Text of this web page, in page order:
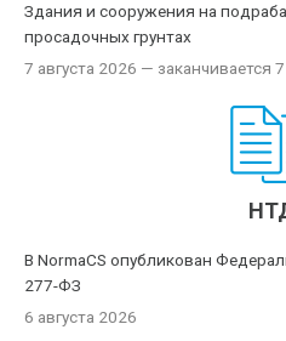
Здания и сооружения на
просадочных грунтах
7 августа 2026 — заканчивается
В NormaCS опубликован
277-ФЗ
6 августа 2026